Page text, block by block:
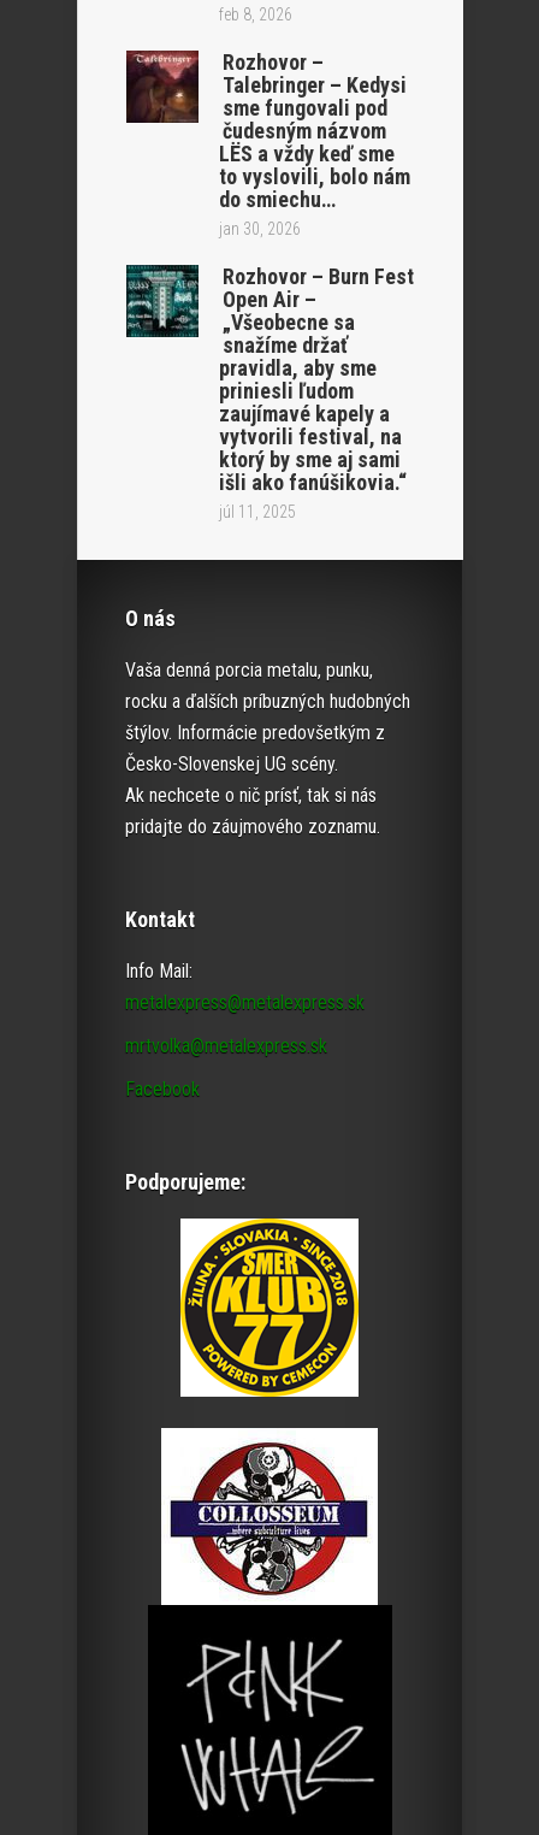
feb 8, 2026
Rozhovor –
Talebringer – Kedysi
sme fungovali pod
čudesným názvom
LËS a vždy keď sme
to vyslovili, bolo nám
do smiechu…
jan 30, 2026
Rozhovor – Burn Fest
Open Air –
„Všeobecne sa
snažíme držať
pravidla, aby sme
priniesli ľudom
zaujímavé kapely a
vytvorili festival, na
ktorý by sme aj sami
išli ako fanúšikovia.“
júl 11, 2025
O nás
Vaša denná porcia metalu, punku,
rocku a ďalších príbuzných hudobných
štýlov. Informácie predovšetkým z
Česko-Slovenskej UG scény.
Ak nechcete o nič prísť, tak si nás
pridajte do záujmového zoznamu.
Kontakt
Info Mail:
metalexpress@metalexpress.sk
mrtvolka@metalexpress.sk
Facebook
Podporujeme: